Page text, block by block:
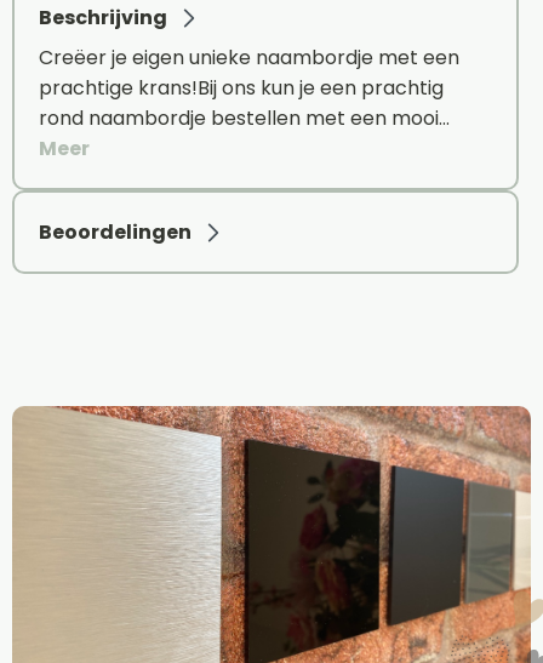
Beschrijving
Creëer je eigen unieke naambordje met een
prachtige krans!Bij ons kun je een prachtig
rond naambordje bestellen met een mooi…
Meer
Beoordelingen